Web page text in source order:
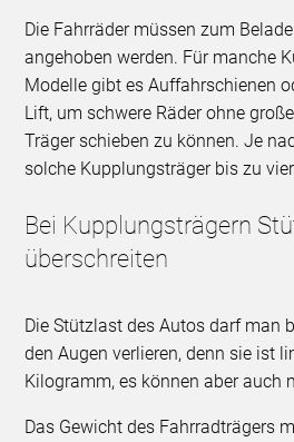
Die Fahrräder müssen zum
angehoben werden. Für manche
Modelle gibt es Auffahrschienen
Lift, um schwere Räder ohne
Träger schieben zu können. Je
solche Kupplungsträger bis zu
Bei Kupplungsträgern
überschreiten
Die Stützlast des Autos darf man
den Augen verlieren, denn sie ist
Kilogramm, es können aber auch
Das Gewicht des Fahrradträgers